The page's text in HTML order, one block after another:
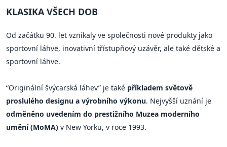
KLASIKA VŠECH DOB
Od začátku 90. let vznikaly ve společnosti nové produkty jako
sportovní láhve, inovativní třístupňový uzávěr, ale také dětské a
sportovní láhve.
“Originální švýcarská láhev” je také příkladem světově
proslulého designu a výrobního výkonu. Nejvyšší uznání je
odměněno uvedením do prestižního Muzea moderního
umění (MoMA) v New Yorku, v roce 1993.